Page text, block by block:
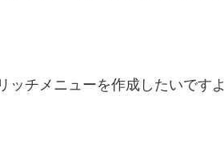
ッチメニューを作成したいですよ